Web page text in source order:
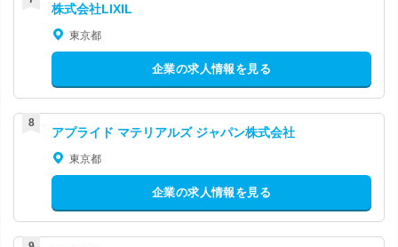
株式会社LIXIL
東京都
企業の求人情報を見る
アプライド マテリアルズ ジャパン株式会社
東京都
企業の求人情報を見る